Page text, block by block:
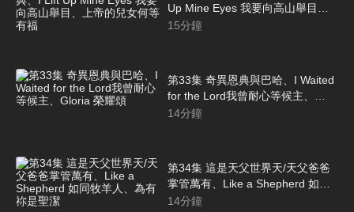
Up Mine Eyes 我要向高山舉目、
上帝的兒女何等有福
15分鐘
第33集 奇異恩典與巴哈、I Waited
for the Lord我曾耐心等候主、
Gloria 榮耀頌
14分鐘
第34集 這是天父世界天/天父爸爸
掌管萬有、Like a Shepherd 如同
牧羊人、為有祢是聖潔
14分鐘